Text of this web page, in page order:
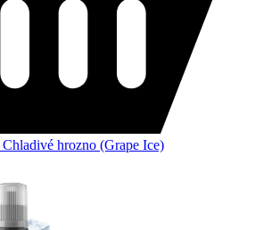
hrozno (Grape Ice)